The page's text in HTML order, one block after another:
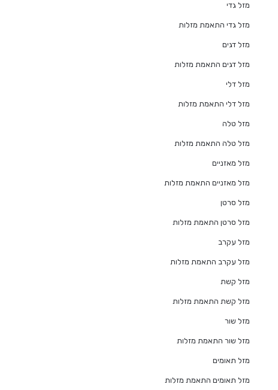
מזל גדי
מזל גדי התאמת מזלות
מזל דגים
מזל דגים התאמת מזלות
מזל דלי
מזל דלי התאמת מזלות
מזל טלה
מזל טלה התאמת מזלות
מזל מאזניים
מזל מאזניים התאמת מזלות
מזל סרטן
מזל סרטן התאמת מזלות
מזל עקרב
מזל עקרב התאמת מזלות
מזל קשת
מזל קשת התאמת מזלות
מזל שור
מזל שור התאמת מזלות
מזל תאומים
מזל תאומים התאמת מזלות